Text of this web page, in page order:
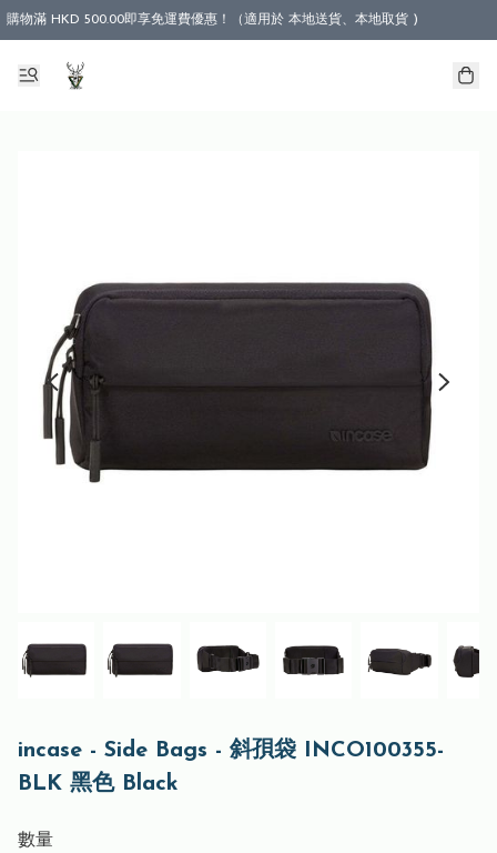
購物滿 HKD 500.00即享免運費優惠！（適用於 本地送貨、本地取貨 )
incase - Side Bags - 斜孭袋 INCO100355-
BLK 黑色 Black
數量